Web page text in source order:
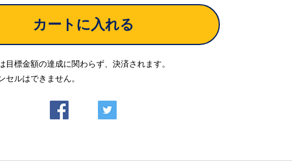
カートに入れる
目標金額の達成に関わらず、決済されます。
セルはできません。